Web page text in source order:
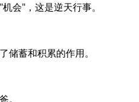
会"，这是逆天行事。
储蓄和积累的作用。
。